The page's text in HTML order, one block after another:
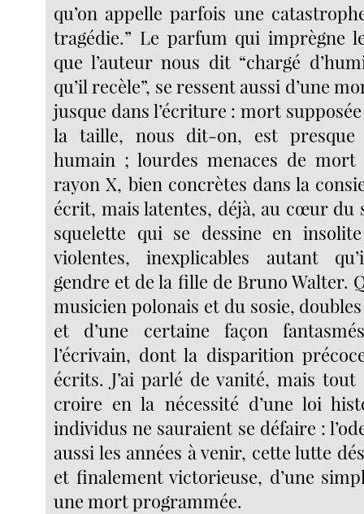
qu’on appelle parfois une
tragédie.” Le parfum qui imprègne
que l’auteur nous dit “chargé
qu’il recèle”, se ressent aussi d’une
jusque dans l’écriture : mort
la taille, nous dit-on, est presque
humain ; lourdes menaces de mort
rayon X, bien concrètes dans la
écrit, mais latentes, déjà, au cœur du
squelette qui se dessine en
violentes, inexplicables autant
gendre et de la fille de Bruno Walter.
musicien polonais et du sosie,
et d’une certaine façon
l’écrivain, dont la disparition
écrits. J’ai parlé de vanité, mais
croire en la nécessité d’une loi
individus ne sauraient se défaire :
aussi les années à venir, cette lutte
et finalement victorieuse, d’une
une mort programmée.